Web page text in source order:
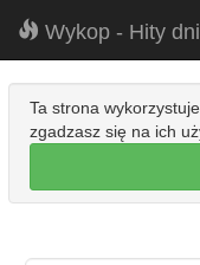
Wykop - Hity
Ta strona
zgadzasz się na ich